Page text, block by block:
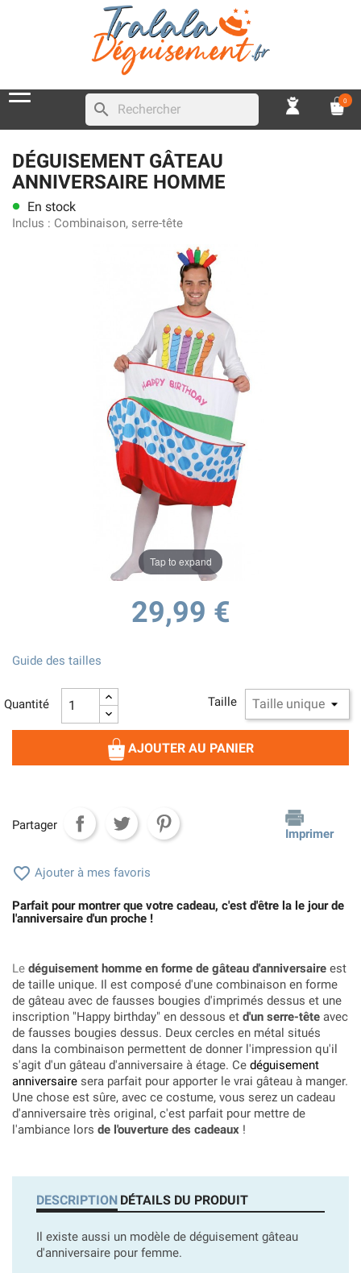
search 0
DÉGUISEMENT GÂTEAU
ANNIVERSAIRE HOMME
lens En stock
Inclus : Combinaison, serre-tête
Tap to expand
29,99 €
Taille
Guide des tailles
Quantité
AJOUTER AU PANIER
Partager
Imprimer
 Ajouter à mes favoris
Parfait pour montrer que votre cadeau, c'est d'être la le jour de
l'anniversaire d'un proche !
Le déguisement homme en forme de gâteau d'anniversaire est
de taille unique. Il est composé d'une combinaison en forme
de gâteau avec de fausses bougies d'imprimés dessus et une
inscription "Happy birthday" en dessous et d'un serre-tête avec
de fausses bougies dessus. Deux cercles en métal situés
dans la combinaison permettent de donner l'impression qu'il
s'agit d'un gâteau d'anniversaire à étage. Ce déguisement
anniversaire sera parfait pour apporter le vrai gâteau à manger.
Une chose est sûre, avec ce costume, vous serez un cadeau
d'anniversaire très original, c'est parfait pour mettre de
l'ambiance lors de l'ouverture des cadeaux !
DESCRIPTION DÉTAILS DU PRODUIT
Il existe aussi un modèle de déguisement gâteau
d'anniversaire pour femme.